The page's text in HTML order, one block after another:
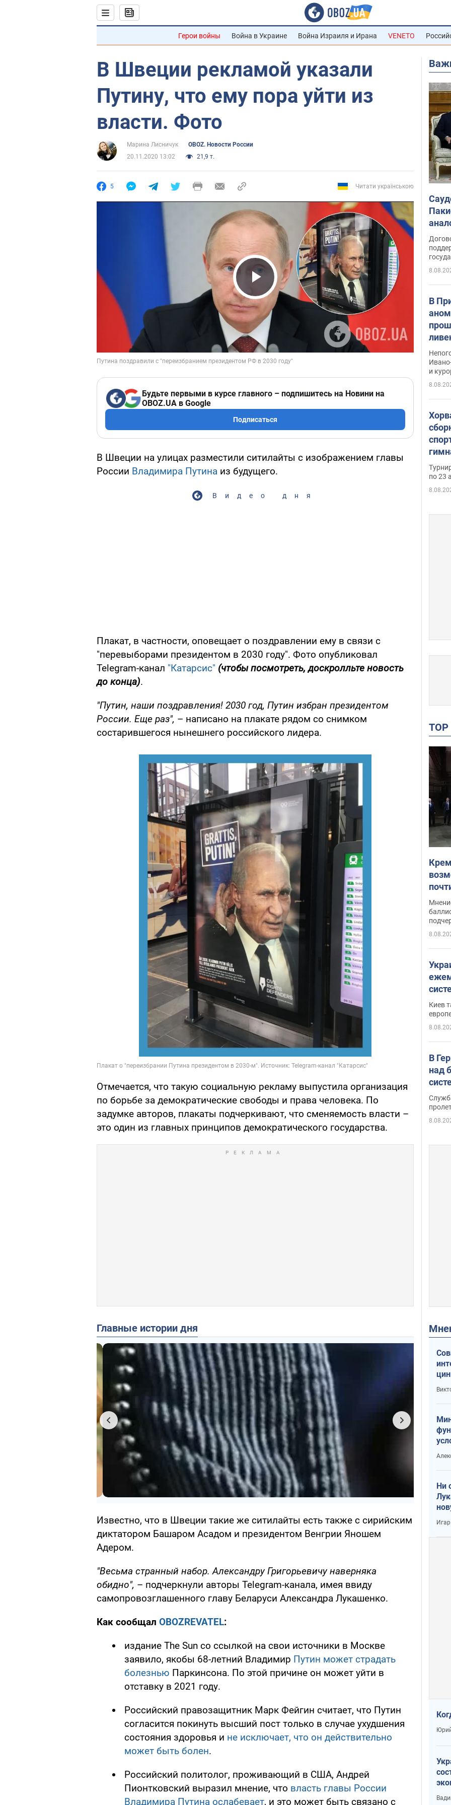
Герои войны Война в Украине Война Израиля и Ирана VENETO
В Швеции рекламой указали
Путину, что ему пора уйти из
власти. Фото
Марина Лисничук
OBOZ. Новости России
20.11.2020 13:02
21,9 т.
5 Читати українською
Play Video
Будьте первыми в курсе главного – подпишитесь на Новини на
OBOZ.UA в Google
Подписаться
В Швеции на улицах разместили ситилайты с изображением главы
России Владимира Путина из будущего.
Видео дня
Плакат, в частности, оповещает о поздравлении ему в связи с
"перевыборами президентом в 2030 году". Фото опубликовал
Telegram-канал "Катарсис" (чтобы посмотреть, доскролльте новость
до конца).
"Путин, наши поздравления! 2030 год, Путин избран президентом
России. Еще раз", – написано на плакате рядом со снимком
состарившегося нынешнего российского лидера.
Отмечается, что такую социальную рекламу выпустила организация
по борьбе за демократические свободы и права человека. По
задумке авторов, плакаты подчеркивают, что сменяемость власти –
это один из главных принципов демократического государства.
Главные истории дня
Известно, что в Швеции такие же ситилайты есть также с сирийским
диктатором Башаром Асадом и президентом Венгрии Яношем
Адером.
"Весьма странный набор. Александру Григорьевичу наверняка
обидно", – подчеркнули авторы Telegram-канала, имея ввиду
самопровозглашенного главу Беларуси Александра Лукашенко.
Как сообщал OBOZREVATEL:
издание The Sun со ссылкой на свои источники в Москве
заявило, якобы 68-летний Владимир Путин может страдать
болезнью Паркинсона. По этой причине он может уйти в
отставку в 2021 году.
Российский правозащитник Марк Фейгин считает, что Путин
согласится покинуть высший пост только в случае ухудшения
состояния здоровья и не исключает, что он действительно
может быть болен.
Российский политолог, проживающий в США, Андрей
Пионтковский выразил мнение, что власть главы России
Владимира Путина ослабевает, и это может быть связано с
В
и
на
по 23
Киев
В
над
Ни